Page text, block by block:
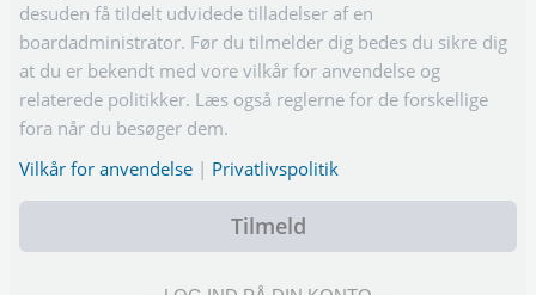
desuden få tildelt udvidede tilladelser af en
boardadministrator. Før du tilmelder dig bedes du sikre dig
at du er bekendt med vore vilkår for anvendelse og
relaterede politikker. Læs også reglerne for de forskellige
fora når du besøger dem.
Vilkår for anvendelse | Privatlivspolitik
Tilmeld